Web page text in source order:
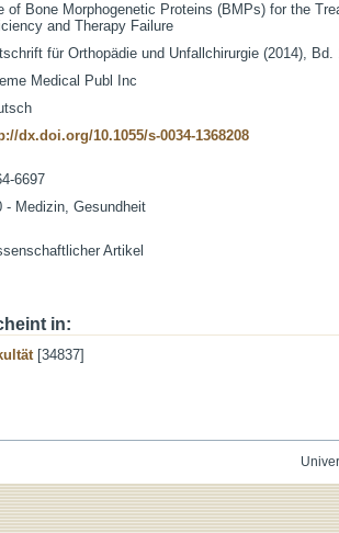
of Bone Morphogenetic Proteins (BMPs) for the
and Therapy Failure
für Orthopädie und Unfallchirurgie (2014),
Medical Publ Inc
dx.doi.org/10.1055/s-0034-1368208
6697
- Medizin, Gesundheit
Artikel
in:
[34837]